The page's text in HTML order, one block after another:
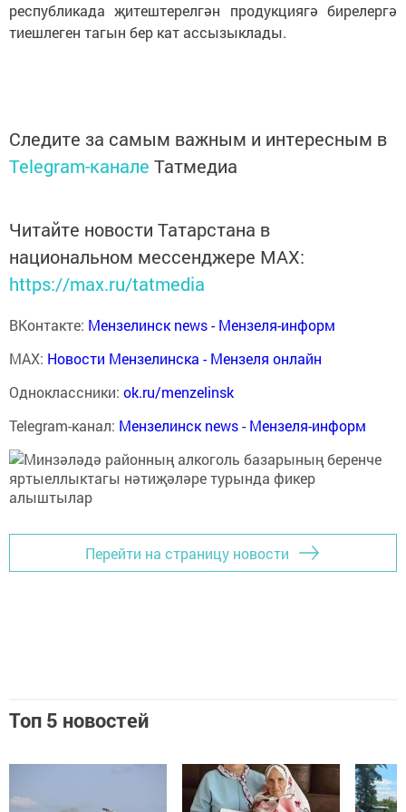
республикада җитештерелгән продукциягә бирелергә
тиешлеген тагын бер кат ассызыклады.
Следите за самым важным и интересным в
Telegram-канале Татмедиа
Читайте новости Татарстана в
национальном мессенджере MАХ:
https://max.ru/tatmedia
ВКонтакте: Мензелинск news - Мензеля-информ
MAX: Новости Мензелинска - Мензеля онлайн
Одноклассники: ok.ru/menzelinsk
Telegram-канал: Мензелинск news - Мензеля-информ
Перейти на страницу новости
Топ 5 новостей